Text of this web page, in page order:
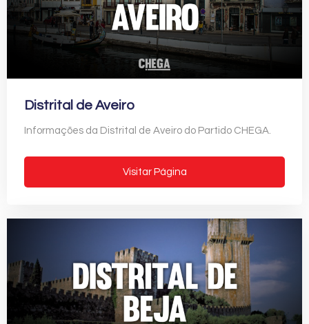
Distrital de Aveiro
Informações da Distrital de Aveiro do Partido CHEGA.
Visitar Página